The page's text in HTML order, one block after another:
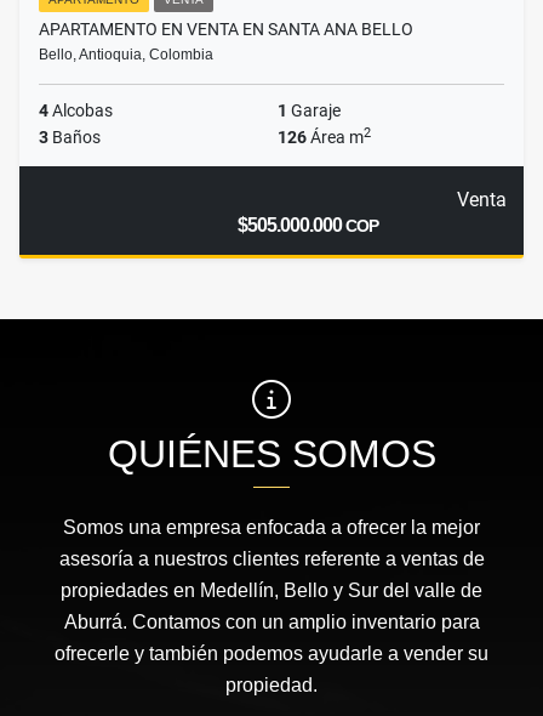
APARTAMENTO EN VENTA EN SANTA ANA BELLO
Bello, Antioquia, Colombia
4Alcobas 1 Garaje
3 Baños 126Área m2
Venta
$505.000.000COP
QUIÉNES SOMOS
Somos una empresa enfocada a ofrecer la mejor
asesoría a nuestros clientes referente a ventas de
propiedades en Medellín, Bello y Sur del valle de
Aburrá. Contamos con un amplio inventario para
ofrecerle y también podemos ayudarle a vender su
propiedad.